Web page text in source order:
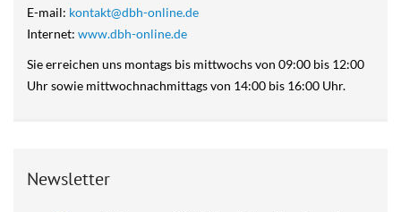
E-mail: kontakt@dbh-online.de
Internet: www.dbh-online.de
Sie erreichen uns montags bis mittwochs von 09:00 bis 12:00
Uhr sowie mittwochnachmittags von 14:00 bis 16:00 Uhr.
Newsletter